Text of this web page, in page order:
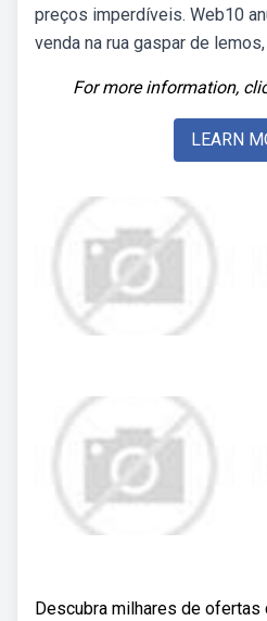
preços imperdíveis. Web10
venda na rua gaspar de
For more information,
LEARN
Descubra milhares de ofertas